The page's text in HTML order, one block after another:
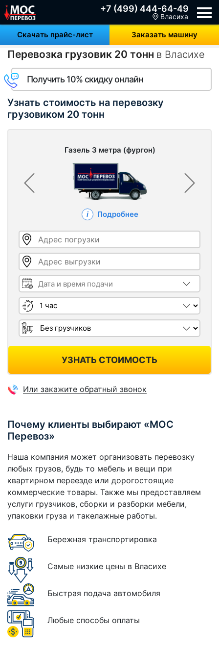
+7 (499) 444-64-49
Скачать прайс-лист Заказать машину
Власиха
Перевозка грузовик 20 тонн в Власихе
Получить 10% скидку онлайн
Узнать стоимость на перевозку
грузовиком 20 тонн
Газель 3 метра (фургон)
Подробнее
Адрес погрузки
Адрес выгрузки
Дата и время подачи
Длительность
Грузчики
УЗНАТЬ СТОИМОСТЬ
Или закажите обратный звонок
Почему клиенты выбирают «МОС
Перевоз»
Наша компания может организовать перевозку
любых грузов, будь то мебель и вещи при
квартирном переезде или дорогостоящие
коммерческие товары. Также мы предоставляем
услуги грузчиков, сборки и разборки мебели,
упаковки груза и такелажные работы.
Бережная транспортировка
Самые низкие цены в Власихе
Быстрая подача автомобиля
Любые способы оплаты